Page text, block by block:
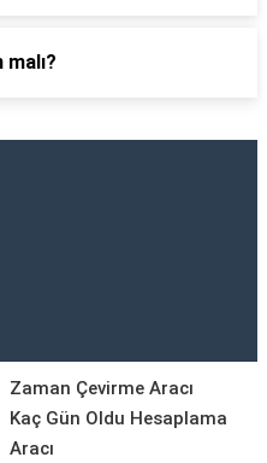
Zaman Çevirme Aracı
Kaç Gün Oldu Hesaplama
Aracı